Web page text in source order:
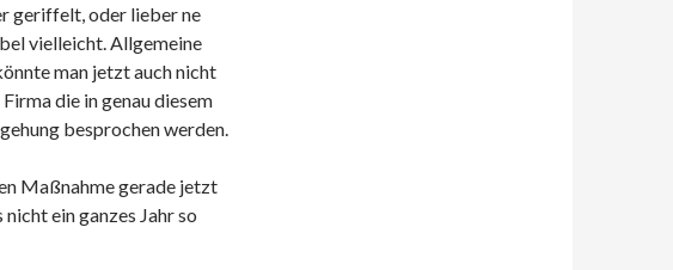
geriffelt, oder lieber ne
vielleicht. Allgemeine
man jetzt auch nicht
die in genau diesem
besprochen werden.
Maßnahme gerade jetzt
ein ganzes Jahr so